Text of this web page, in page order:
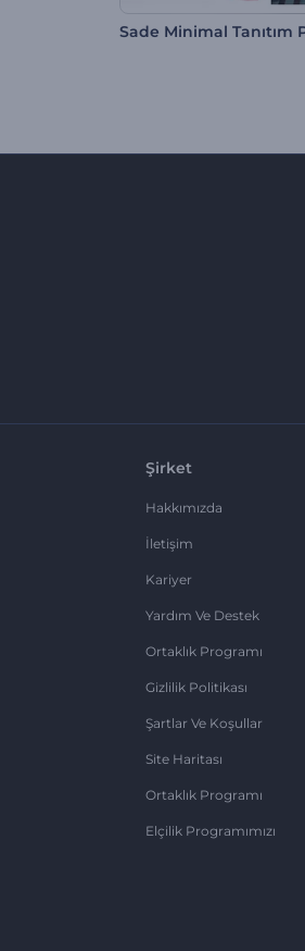
Sade Minimal Tanıtım
Şirket
Hakkımızda
İletişim
Kariyer
Yardım Ve Destek
Ortaklık Programı
Gizlilik Politikası
Şartlar Ve Koşullar
Site Haritası
Ortaklık Programı
Elçilik Programımızı